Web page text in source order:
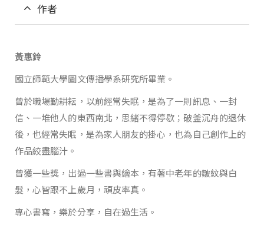
作者
黃惠鈴
國立師範大學圖文傳播學系研究所畢業。
曾於職場勤耕耘，以前經常失眠，是為了一則訊息、一封
信、一堆他人的東西南北，思緒不得停歇；破釜沉舟的退休
後，也經常失眠，是為家人朋友的掛心，也為自己創作上的
作品絞盡腦汁。
曾獲一些獎，出過一些書與繪本，有著中老年的皺紋與白
髮，心智跟不上歲月，頑皮率真。
專心書寫，樂於分享，自在過生活。